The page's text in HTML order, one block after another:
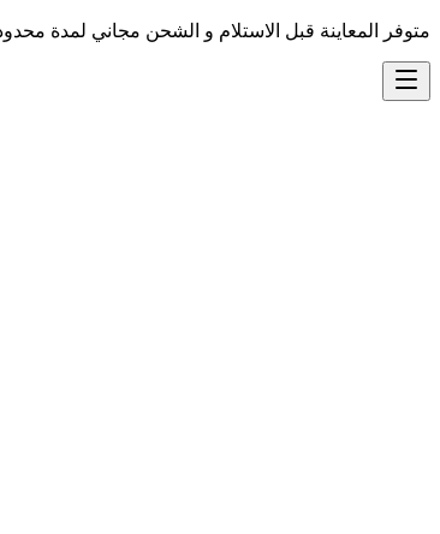
متوفر المعاينة قبل الاستلام و الشحن مجاني لمدة